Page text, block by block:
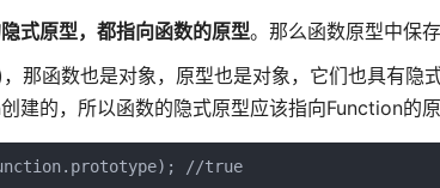
式原型，都指向函数的原型。那么函数原型中保
那函数也是对象，原型也是对象，它们也具有隐
建的，所以函数的隐式原型应该指向Function的
//true